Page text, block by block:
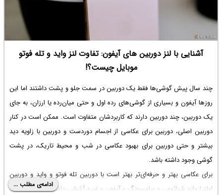
آشنایی با لنز دوربین های آیفون: تفاوت لنز واید و تله فوتو
موبایل چیست؟!
چند سال پیش گوشی‌ها فقط یک دوربین در سمت جلو و پشت داشتند اما این
روزها آیفون و بسیاری از گوشی‌های رده اول و حتی میان‌رده یا ارزان، به جای
یک دوربین، چند دوربین دارند که کاربردشان متفاوت است. ممکن است در کنار
دوربین اصلی، دوربین برای عکاسی از اجسام دوردست و دوربین با زاویه دید
بیشتر و حتی دوربین برای بهبود عکاسی در شب و محیط تاریک، در پشت
گوشی وجود داشته باشد.
برای عکاسی بهتر و حرفه‌ای‌تر بهتر است با دوربین تله فوتو و واید و دوربین
اولترا واید شیائومی
و سامسونگ و آیفون و غیره آشنایی داشته باشید. در ادامه
ادامه‌ی مطلب ...